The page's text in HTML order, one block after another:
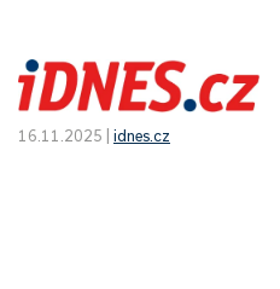
16.11.2025 | idnes.cz